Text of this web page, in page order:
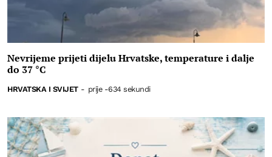
Nevrijeme prijeti dijelu Hrvatske, temperature i dalje
do 37 °C
HRVATSKA I SVIJET - prije -634 sekundi